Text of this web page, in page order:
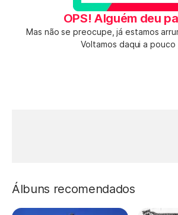
OPS! Alguém deu
Mas não se preocupe, já estamos
Voltamos daqui a pouco
Álbuns recomendados